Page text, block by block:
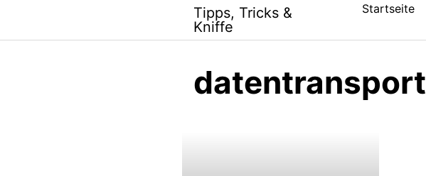
content
Tipps, Tricks &
Kniffe
Startseite
datentransport